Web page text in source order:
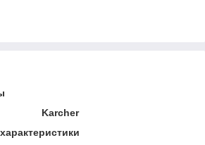
Karcher